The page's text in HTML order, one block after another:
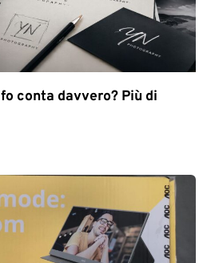
conta davvero? Più di